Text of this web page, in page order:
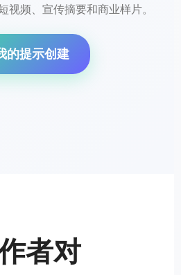
视频、宣传摘要和商业样片。
的提示创建
者对